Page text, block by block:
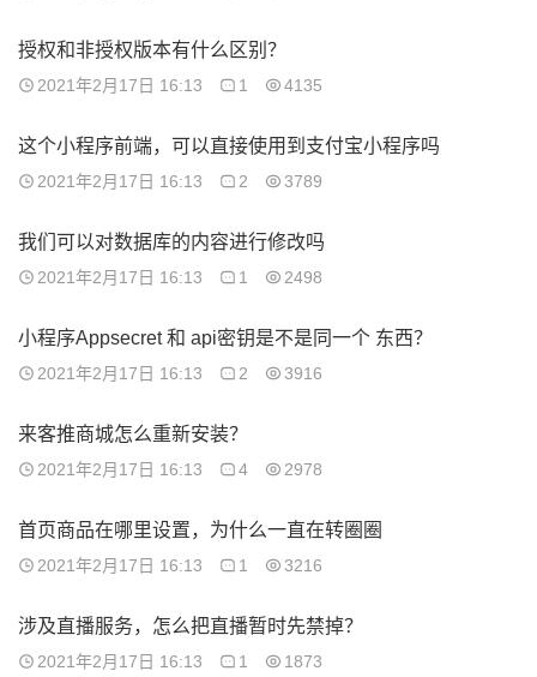
授权和非授权版本有什么区别？
2021年2月17日 16:13 1 4135
这个小程序前端，可以直接使用到支付宝小程序吗
2021年2月17日 16:13 2 3789
我们可以对数据库的内容进行修改吗
2021年2月17日 16:13 1 2498
小程序Appsecret 和 api密钥是不是同一个 东西？
2021年2月17日 16:13 2 3916
来客推商城怎么重新安装？
2021年2月17日 16:13 4 2978
首页商品在哪里设置，为什么一直在转圈圈
2021年2月17日 16:13 1 3216
涉及直播服务，怎么把直播暂时先禁掉？
2021年2月17日 16:13 1 1873